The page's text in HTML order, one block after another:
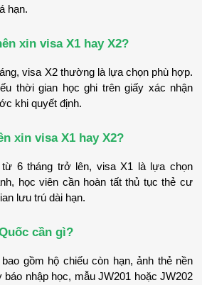
hạn.
xin visa X1 hay X2?
visa X2 thường là lựa chọn phù hợp.
thời gian học ghi trên giấy xác nhận
khi quyết định.
xin visa X1 hay X2?
6 tháng trở lên, visa X1 là lựa chọn
học viên cần hoàn tất thủ tục thẻ cư
lưu trú dài hạn.
cần gì?
gồm hộ chiếu còn hạn, ảnh thẻ nền
nhập học, mẫu JW201 hoặc JW202